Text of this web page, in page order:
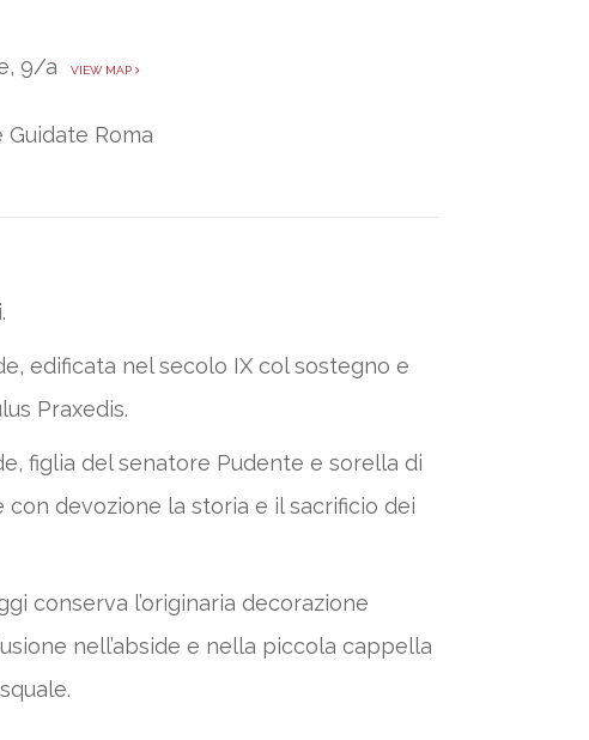
9/a VIEW MAP
Guidate Roma
edificata nel secolo IX col sostegno e
Praxedis.
figlia del senatore Pudente e sorella di
devozione la storia e il sacrificio dei
conserva l’originaria decorazione
nell’abside e nella piccola cappella